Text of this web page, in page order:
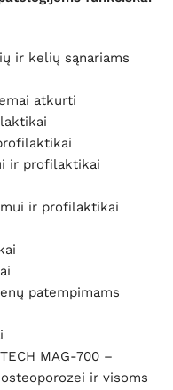
ir kelių sąnariams
atkurti
ir profilaktikai
ir profilaktikai
patempimams
MAG-700 –
ir visoms